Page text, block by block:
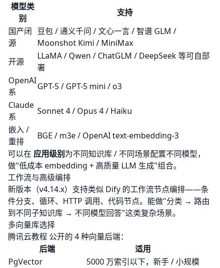
模型类
别
支持
国产闭
源
豆包 / 通义千问 / 文心一言 / 智谱 GLM /
Moonshot Kimi / MiniMax
开源
LLaMA / Qwen / ChatGLM / DeepSeek 等可自部
署
OpenAI
系
GPT-5 / GPT-5 mini / o3
Claude
系
Sonnet 4 / Opus 4 / Haiku
嵌入 /
重排
BGE / m3e / OpenAI text-embedding-3
可以在 应用级别 为不同知识库 / 不同场景配置不同模型，
做"低成本 embedding + 高质量 LLM 生成"组合。
工作流与高级编排
新版本（v4.14.x）支持类似 Dify 的工作流节点编排——条
件分支、循环、HTTP 调用、代码节点。能做"分类 → 路由
到不同子知识库 → 不同模型回答"这类复杂场景。
多向量库选择
腾讯云教程 公开的 4 种向量后端：
后端
适用
PgVector
5000 万索引以下，新手 / 小规模